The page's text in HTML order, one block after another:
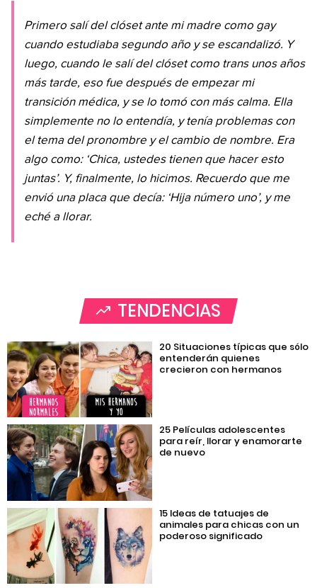
Primero salí del clóset ante mi madre como gay
cuando estudiaba segundo año y se escandalizó. Y
luego, cuando le salí del clóset como trans unos años
más tarde, eso fue después de empezar mi
transición médica, y se lo tomó con más calma. Ella
simplemente no lo entendía, y tenía problemas con
el tema del pronombre y el cambio de nombre. Era
algo como: ‘Chica, ustedes tienen que hacer esto
juntas’. Y, finalmente, lo hicimos. Recuerdo que me
envió una placa que decía: ‘Hija número uno’, y me
eché a llorar.
TENDENCIAS
20 Situaciones típicas que sólo
entenderán quienes
crecieron con hermanos
25 Películas adolescentes
para reír, llorar y enamorarte
de nuevo
15 Ideas de tatuajes de
animales para chicas con un
poderoso significado